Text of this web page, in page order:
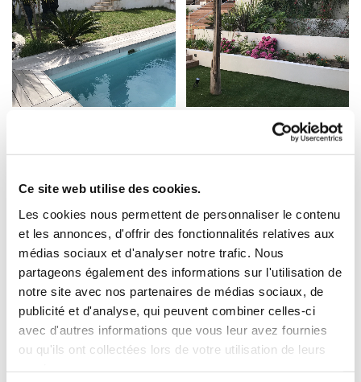
Ce site web utilise des cookies.
Les cookies nous permettent de personnaliser le contenu
et les annonces, d'offrir des fonctionnalités relatives aux
médias sociaux et d'analyser notre trafic. Nous
partageons également des informations sur l'utilisation de
notre site avec nos partenaires de médias sociaux, de
publicité et d'analyse, qui peuvent combiner celles-ci
avec d'autres informations que vous leur avez fournies
ou qu'ils ont collectées lors de votre utilisation de leurs
Parfois, les images illustrent mieux que n'importe quel
mot, alors découvrez certaines de nos réalisations en
images !
Contactez-nous si vous voulez obtenir plus de